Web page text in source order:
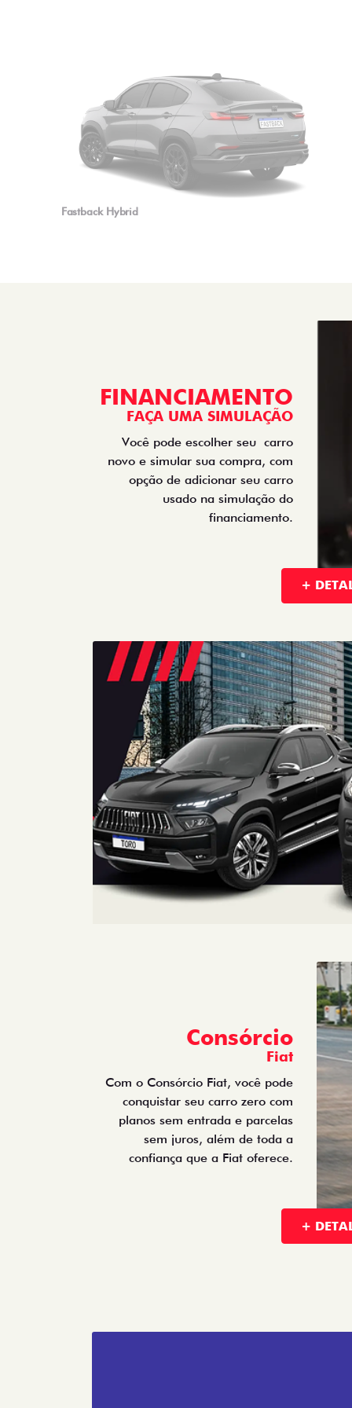
Fastback Hybrid
FINANCIAMENTO
FAÇA UMA SIMULAÇÃO
Você pode escolher seu carro
novo e simular sua compra, com
opção de adicionar seu carro
usado na simulação do
financiamento.
+
Consórcio
Fiat
Com o Consórcio Fiat, você pode
conquistar seu carro zero com
planos sem entrada e parcelas
sem juros, além de toda a
confiança que a Fiat oferece.
+